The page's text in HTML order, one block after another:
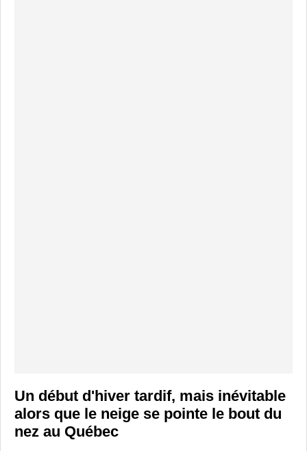
Un début d'hiver tardif, mais inévitable
alors que le neige se pointe le bout du
nez au Québec